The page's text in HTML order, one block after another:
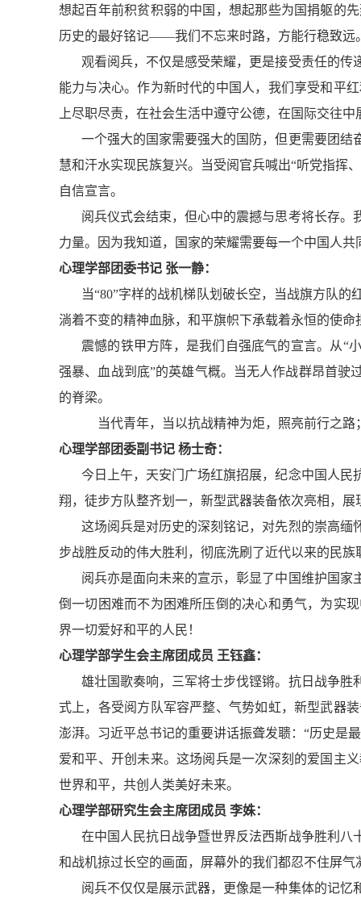
想起百年前积贫积弱的中国，想起那些为国捐躯的
历史的最好铭记——我们不忘来时路，方能行稳致远
观看阅兵，不仅是感受荣耀，更是接受责任的
能力与决心。作为新时代的中国人，我们享受和平
上尽职尽责，在社会生活中遵守公德，在国际交往
一个强大的国家需要强大的国防，但更需要团
慧和汗水实现民族复兴。当受阅官兵喊出“听党指挥
自信宣言。
阅兵仪式会结束，但心中的震撼与思考将长存
力量。因为我知道，国家的荣耀需要每一个中国人
心理学部团委书记 张一静：
当“80”字样的战机梯队划破长空，当战旗方队
淌着不变的精神血脉，和平旗帜下承载着永恒的使命
震憾的铁甲方阵，是我们自强底气的宣言。从“
强暴、血战到底”的英雄气概。当无人作战群昂首
的脊梁。
当代青年，当以抗战精神为炬，照亮前行之
心理学部团委副书记 杨士奇：
今日上午，天安门广场红旗招展，纪念中国人民
翔，徒步方队整齐划一，新型武器装备依次亮相，
这场阅兵是对历史的深刻铭记，对先烈的崇高缅
步战胜反动的伟大胜利，彻底洗刷了近代以来的民
阅兵亦是面向未来的宣示，彰显了中国维护国
倒一切困难而不为困难所压倒的决心和勇气，为实
界一切爱好和平的人民！
心理学部学生会主席团成员 王钰鑫：
雄壮国歌奏响，三军将士步伐铿锵。抗日战争胜
式上，各受阅方队军容严整、气势如虹，新型武器
澎湃。习近平总书记的重要讲话振聋发聩：“历史是
爱和平、开创未来。这场阅兵是一次深刻的爱国主
世界和平，共创人类美好未来。
心理学部研究生会主席团成员 李姝：
在中国人民抗日战争暨世界反法西斯战争胜利
和战机掠过长空的画面，屏幕外的我们都忍不住屏
阅兵不仅仅是展示武器，更像是一种集体的记